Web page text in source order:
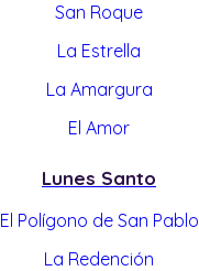
San Roque
La Estrella
La Amargura
El Amor
Lunes Santo
El Polígono de San Pablo
La Redención